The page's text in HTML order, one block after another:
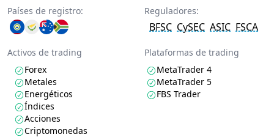
Países de registro: Reguladores:
BFSC CySEC ASIC FSCA
Activos de trading
Forex
Metales
Energéticos
Índices
Acciones
Criptomonedas
Plataformas de trading
MetaTrader 4
MetaTrader 5
FBS Trader